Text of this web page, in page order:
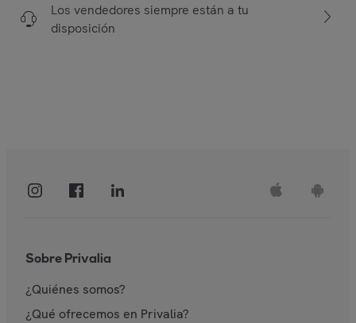
Los vendedores siempre están a tu
disposición
Sobre Privalia
¿Quiénes somos?
¿Qué ofrecemos en Privalia?